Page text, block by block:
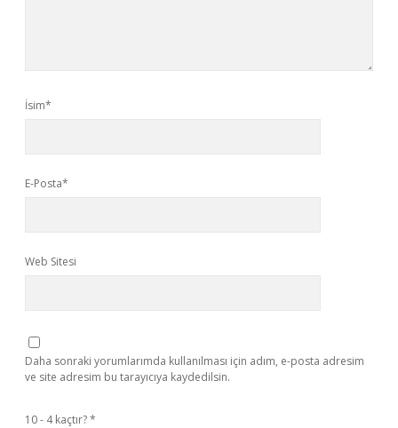
İsim*
E-Posta*
Web Sitesi
Daha sonraki yorumlarımda kullanılması için adım, e-posta adresim
ve site adresim bu tarayıcıya kaydedilsin.
10 - 4 kaçtır?*